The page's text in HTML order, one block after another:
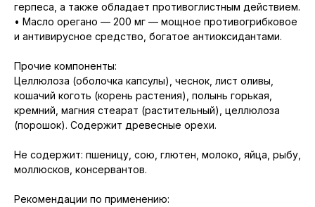
герпеса, а также обладает противоглистным действием.
• Масло орегано — 200 мг — мощное противогрибковое
и антивирусное средство, богатое антиоксидантами.
Прочие компоненты:
Целлюлоза (оболочка капсулы), чеснок, лист оливы,
кошачий коготь (корень растения), полынь горькая,
кремний, магния стеарат (растительный), целлюлоза
(порошок). Содержит древесные орехи.
Не содержит: пшеницу, сою, глютен, молоко, яйца, рыбу,
моллюсков, консервантов.
Рекомендации по применению: